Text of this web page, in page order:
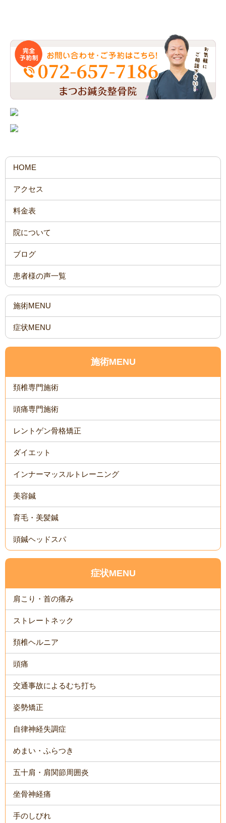
HOME
アクセス
料金表
院について
ブログ
患者様の声一覧
施術MENU
症状MENU
施術MENU
頚椎専門施術
頭痛専門施術
レントゲン骨格矯正
ダイエット
インナーマッスルトレーニング
美容鍼
育毛・美髪鍼
頭鍼ヘッドスパ
症状MENU
肩こり・首の痛み
ストレートネック
頚椎ヘルニア
頭痛
交通事故によるむち打ち
姿勢矯正
自律神経失調症
めまい・ふらつき
五十肩・肩関節周囲炎
坐骨神経痛
手のしびれ